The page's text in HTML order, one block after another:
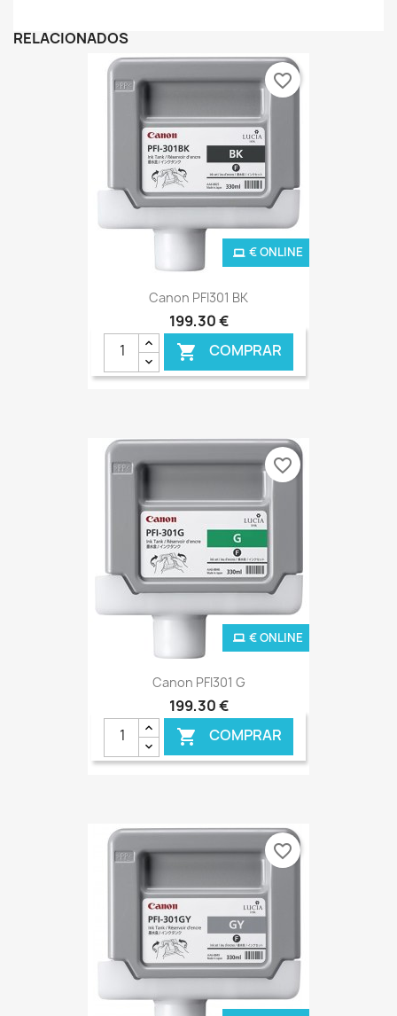
RELACIONADOS
Canon PFI301 BK
199,30 €
 COMPRAR
€ ONLINE
favorite_border
Canon PFI301 G
199,30 €
 COMPRAR
€ ONLINE
favorite_border
favorite_border